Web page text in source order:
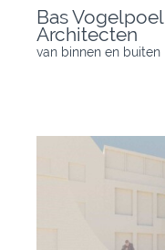
content
Bas Vogelpoel
Architecten
van binnen en buiten